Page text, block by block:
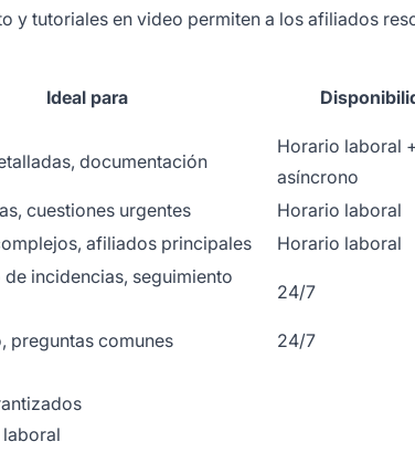
y tutoriales en video permiten a los afiliados
Ideal para
documentación
Horario laboral +
asíncrono
cuestiones urgentes
Horario laboral
afiliados principales Horario laboral
de incidencias, seguimiento
24/7
preguntas comunes
24/7